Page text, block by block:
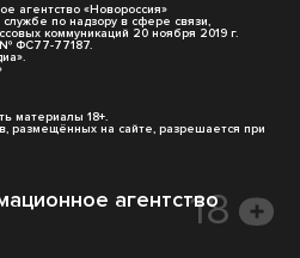
агентство «Новороссия»
по надзору в сфере связи,
коммуникаций 20 ноября 2019 г.
№ ФС77-77187.
материалы 18+.
размещённых на сайте, разрешается при
агентство